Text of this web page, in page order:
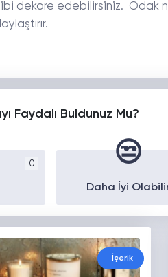
dekore edebilirsiniz. Odak
Faydalı Buldunuz Mu?
0 😒
Daha İyi
İçerik